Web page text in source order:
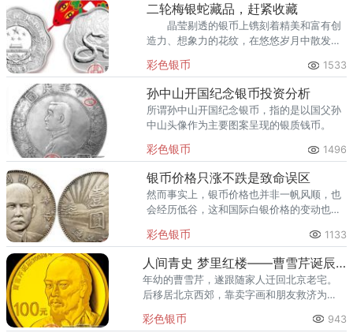
二轮梅银蛇藏品，赶紧收藏
晶莹剔透的银币上镌刻着精美和富有创
造力、想象力的花纹，在悠悠岁月中散发着
这枚二轮梅银蛇银币是中国历史上具有独特
的地位，收藏潜力不可估量。
彩色银币 1533
孙中山开国纪念银币投资分析
所谓孙中山开国纪念银币，指的是以国父孙
中山头像作为主要图案呈现的银质钱币。
彩色银币 1496
银币价格只涨不跌是致命误区
然而事实上，银币价格也并非一帆风顺，也
会经历低谷，这和国际白银价格的变动也有
彩色银币 1133
人间青史 梦里红楼——曹雪芹诞辰300周年金银纪念币品赏
年幼的曹雪芹，遂跟随家人迁回北京老宅。
后移居北京西郊，靠卖字画和朋友救济为
彩色银币 943